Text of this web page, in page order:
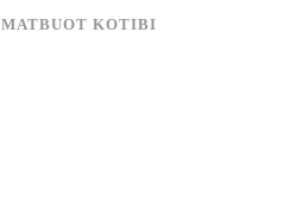
MATBUOT KOTIBI